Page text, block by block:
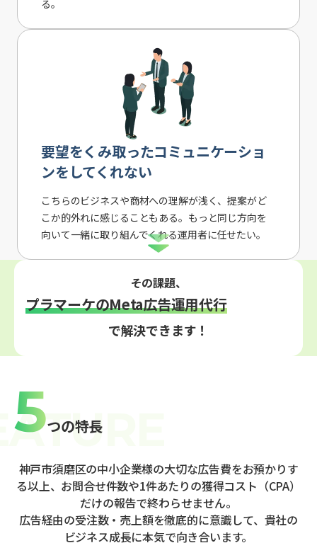
る。
要望をくみ取ったコミュニケーショ
ンをしてくれない
こちらのビジネスや商材への理解が浅く、提案がど
こか的外れに感じることもある。もっと同じ方向を
向いて一緒に取り組んでくれる運用者に任せたい。
その課題、
プラマーケのMeta広告運用代行
で解決できます！
5つの特長
神戸市須磨区の中小企業様の大切な広告費をお預かりす
る以上、お問合せ件数や1件あたりの獲得コスト（CPA）
だけの報告で終わらせません。
広告経由の受注数・売上額を徹底的に意識して、貴社の
ビジネス成長に本気で向き合います。